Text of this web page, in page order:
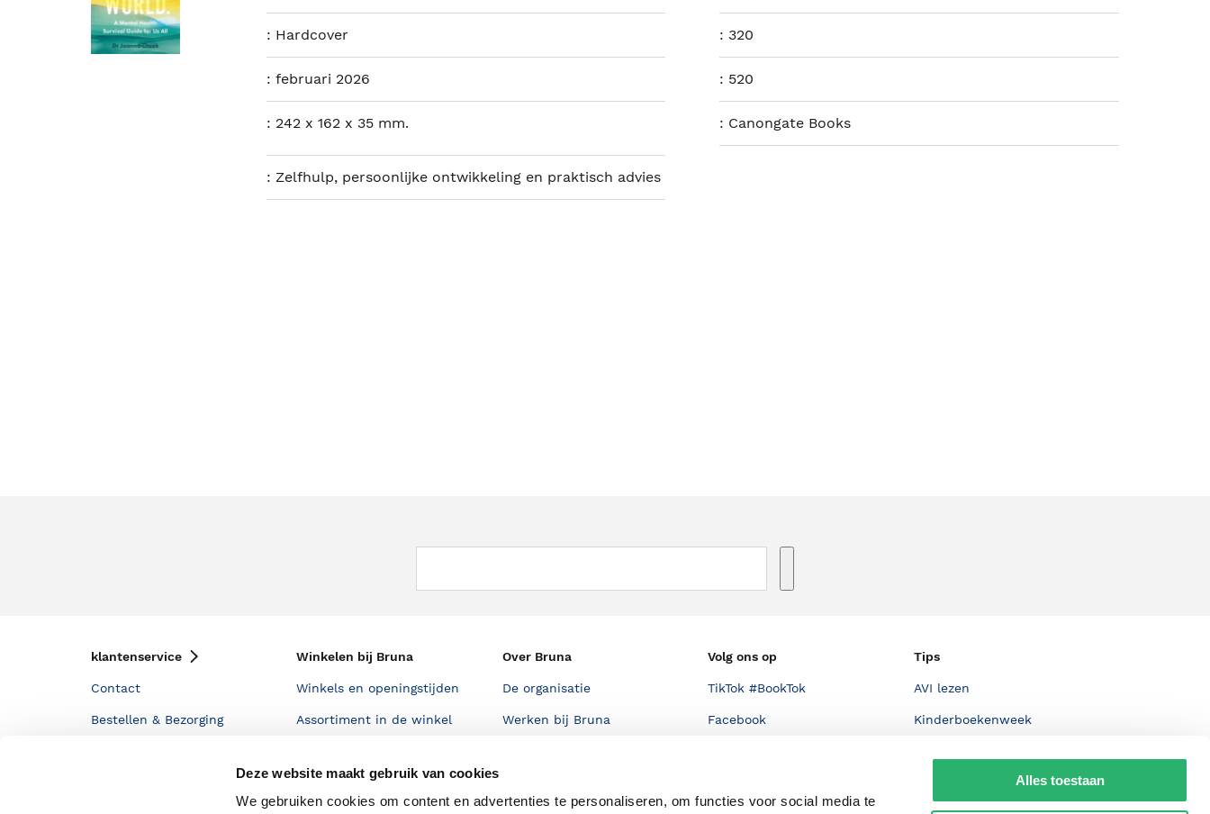
Deze website maakt gebruik van cookies
We gebruiken cookies om content en advertenties te personaliseren, om functies voor social media te
Alles toestaan
: Hardcover :320
: februari 2026 : 520
: 242 x 162 x 35 mm. : Canongate Books
: Zelfhulp, persoonlijke ontwikkeling en praktisch advies
klantenservice
Contact
Bestellen & Bezorging
Annuleren & Retourneren
Winkelen bij Bruna
Winkels en openingstijden
Assortiment in de winkel
Cadeauboxen
Over Bruna
De organisatie
Werken bij Bruna
Volg ons op
TikTok #BookTok
Facebook
Tips
AVI lezen
Kinderboekenweek
De Nationale Voorleesdagen